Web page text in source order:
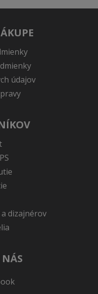
údajov
dizajnérov
NÁS